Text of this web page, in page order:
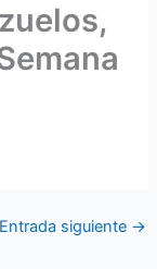
Entrada siguiente →